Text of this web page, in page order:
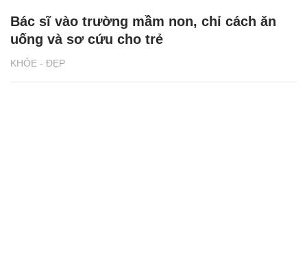
KHỎE - ĐẸP
Bác sĩ vào trường mầm non, chỉ cách ăn
uống và sơ cứu cho trẻ